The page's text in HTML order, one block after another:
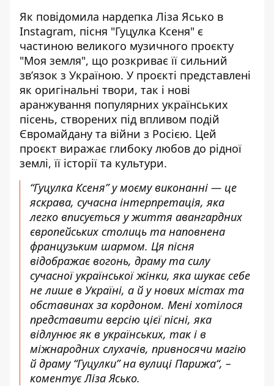
Як повідомила нардепка Ліза Ясько в
Instagram, пісня "Гуцулка Ксеня" є
частиною великого музичного проєкту
"Моя земля", що розкриває її сильний
зв’язок з Україною. У проєкті представлені
як оригінальні твори, так і нові
аранжування популярних українських
пісень, створених під впливом подій
Євромайдану та війни з Росією. Цей
проєкт виражає глибоку любов до рідної
землі, її історії та культури.
“Гуцулка Ксеня” у моєму виконанні — це
яскрава, сучасна інтерпретація, яка
легко вписується у життя авангардних
європейських столиць та наповнена
французьким шармом. Ця пісня
відображає вогонь, драму та силу
сучасної української жінки, яка шукає себе
не лише в Україні, а й у нових містах та
обставинах за кордоном. Мені хотілося
представити версію цієї пісні, яка
відлунює як в українських, так і в
міжнародних слухачів, привносячи магію
й драму “Гуцулки” на вулиці Парижа“, –
коментує Ліза Ясько.